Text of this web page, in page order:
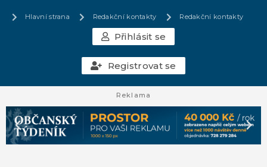
Hlavní strana Redakční kontakty Redakční kontakty
Přihlásit se
Registrovat se
Reklama